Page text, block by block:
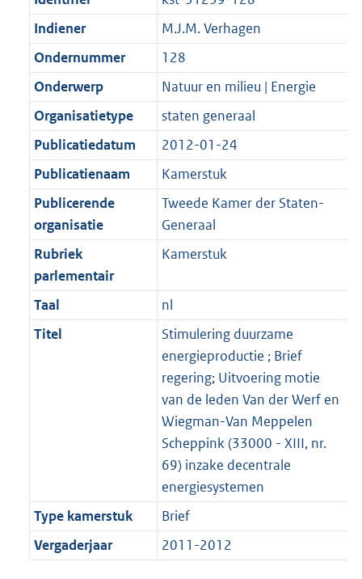
b
Indiener
M.J.M. Verhagen
Ondernummer
128
Onderwerp
Natuur en milieu | Energie
Organisatietype
staten generaal
Publicatiedatum
2012-01-24
Publicatienaam
Kamerstuk
Publicerende
organisatie
Tweede Kamer der Staten-
Generaal
Rubriek
parlementair
Kamerstuk
Taal
nl
Titel
Stimulering duurzame
energieproductie ; Brief
regering; Uitvoering motie
van de leden Van der Werf en
Wiegman-Van Meppelen
Scheppink (33000 - XIII, nr.
69) inzake decentrale
energiesystemen
Type kamerstuk
Brief
Vergaderjaar
2011-2012